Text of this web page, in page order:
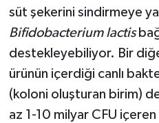
süt şekerini sindirmeye
Bifidobacterium lactis
destekleyebiliyor. Bir
ürünün içerdiği canlı
(koloni oluşturan birim)
az 1-10 milyar CFU